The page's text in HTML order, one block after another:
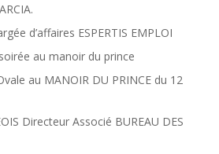
d’affaires ESPERTIS EMPLOI
au manoir du prince
au MANOIR DU PRINCE du 12
Directeur Associé BUREAU DES